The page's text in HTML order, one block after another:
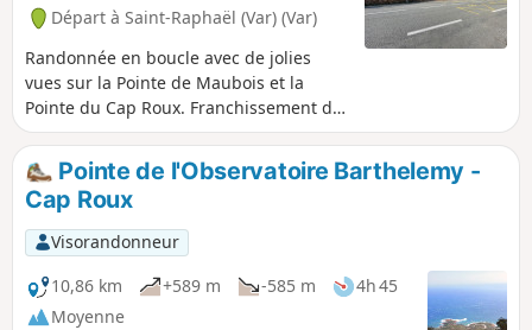
Départ à Saint-Raphaël (Var) (Var)
Randonnée en boucle avec de jolies
vues sur la Pointe de Maubois et la
Pointe du Cap Roux. Franchissement de
deux cols sans difficulté mais des
passages tendus pour les randonneurs
sensibles au vertige. Les sentiers sont
caillouteux et de bonnes chaussures
sont conseillées.
Pointe de l'Observatoire Barthelemy -
Cap Roux
Visorandonneur
10,86 km
+589 m -585 m
4h 45
Moyenne